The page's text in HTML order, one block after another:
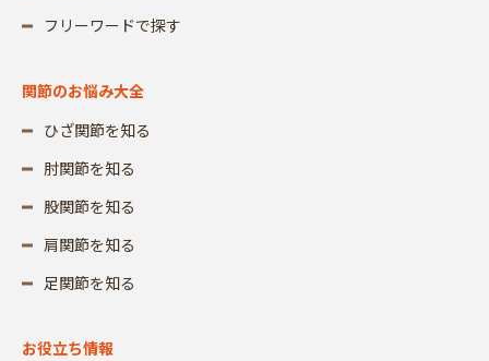
フリーワードで探す
関節のお悩み大全
ひざ関節を知る
肘関節を知る
股関節を知る
肩関節を知る
足関節を知る
お役立ち情報